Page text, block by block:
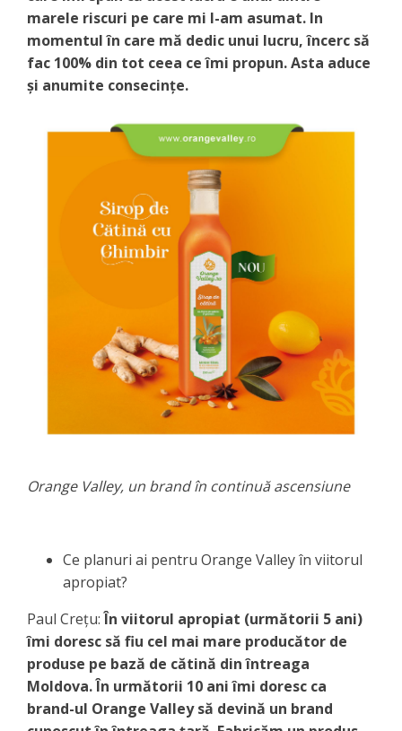
marele riscuri pe care mi l-am asumat. In
momentul în care mă dedic unui lucru, încerc să
fac 100% din tot ceea ce îmi propun. Asta aduce
și anumite consecințe.
Orange Valley, un brand în continuă ascensiune
Ce planuri ai pentru Orange Valley în viitorul
apropiat?
Paul Crețu:În viitorul apropiat (următorii 5 ani)
îmi doresc să fiu cel mai mare producător de
produse pe bază de cătină din întreaga
Moldova. În următorii 10 ani îmi doresc ca
brand-ul Orange Valley să devină un brand